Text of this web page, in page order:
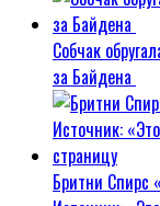
Собчак
за Байдена
Бритни Спирс